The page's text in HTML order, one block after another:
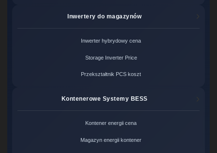
Inwertery do magazynów
Inwerter hybrydowy cena
Storage Inverter Price
Przekształtnik PCS koszt
Kontenerowe Systemy BESS
Kontener energii cena
Magazyn energii kontener